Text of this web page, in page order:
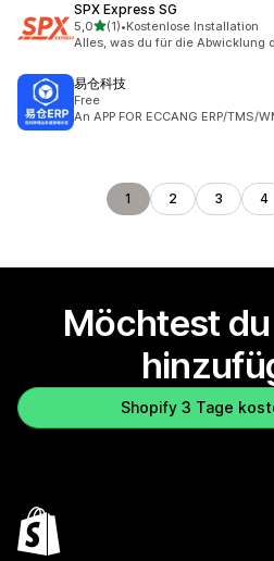
SPX Express SG
5,0von 5 Sternen
(1)
1 Rezensionen insgesamt
•Kostenlose Installation
Alles, was du für die Abwicklung
易仓科技
Free
An APP FOR ECCANG ERP/TMS/
1 2 3 4
Möchtest
Shopify 3 Tage